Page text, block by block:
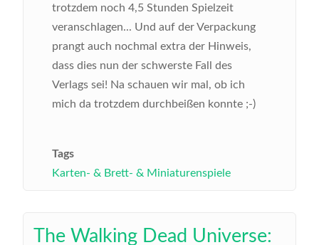
trotzdem noch 4,5 Stunden Spielzeit
veranschlagen... Und auf der Verpackung
prangt auch nochmal extra der Hinweis,
dass dies nun der schwerste Fall des
Verlags sei! Na schauen wir mal, ob ich
mich da trotzdem durchbeißen konnte ;-)
Tags
Karten- & Brett- & Miniaturenspiele
The Walking Dead Universe: